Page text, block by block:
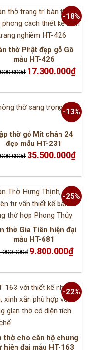
-18%
thờ Phật đẹp gỗ Gõ
mẫu HT-426
₫ Giá
gốc
17.300.000₫Giá
hiện
-13%
thờ gỗ Mít chân 24
đẹp mẫu HT-231
₫ Giá
gốc
35.500.000₫Giá
hiện
-25%
thờ Gia Tiên hiện đại
mẫu HT-681
₫ Giá
gốc
9.800.000₫Giá
hiện
-22%
thờ cho căn hộ chung
hiện đại mẫu HT-163